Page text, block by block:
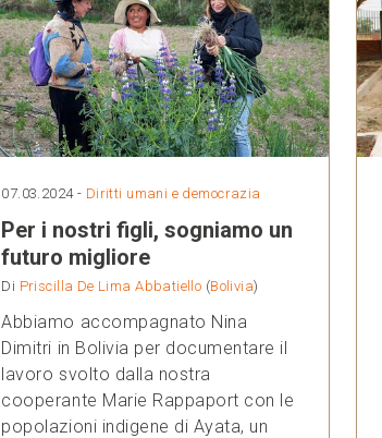
07.03.2024 - Diritti umani e democrazia
Per i nostri figli, sogniamo un
futuro migliore
Di Priscilla De Lima Abbatiello (Bolivia)
Abbiamo accompagnato Nina
Dimitri in Bolivia per documentare il
lavoro svolto dalla nostra
cooperante Marie Rappaport con le
popolazioni indigene di Ayata, un